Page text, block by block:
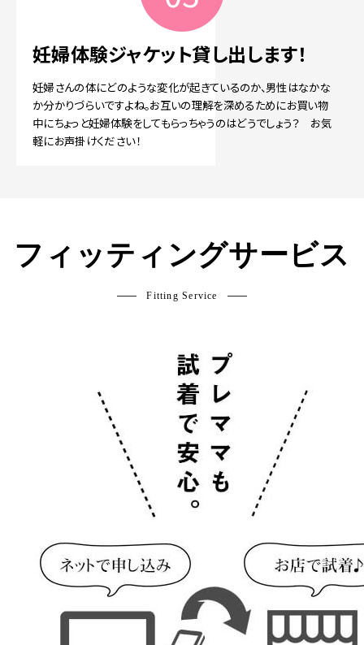
妊婦体験ジャケット貸し出します！
妊婦さんの体にどのような変化が起きているのか、男性はなかな
か分かりづらいですよね。お互いの理解を深めるためにお買い物
中にちょっと妊婦体験をしてもらっちゃうのはどうでしょう？ お気
軽にお声掛けください！
フィッティングサービス
Fitting Service